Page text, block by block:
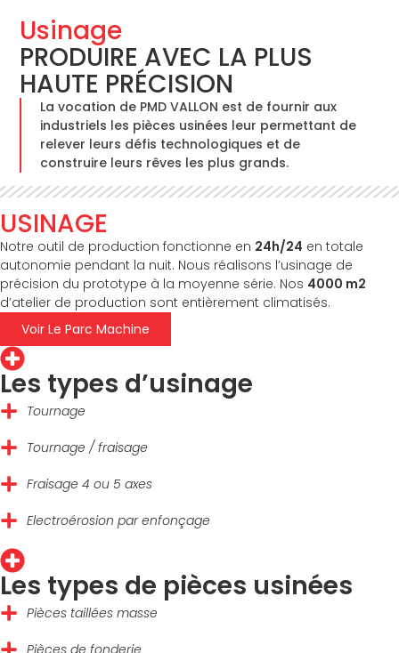
Usinage
PRODUIRE AVEC LA PLUS
HAUTE PRÉCISION
La vocation de PMD VALLON est de fournir aux
industriels les pièces usinées leur permettant de
relever leurs défis technologiques et de
construire leurs rêves les plus grands.
USINAGE
Notre outil de production fonctionne en 24h/24 en totale
autonomie pendant la nuit. Nous réalisons l’usinage de
précision du prototype à la moyenne série. Nos 4000 m2
d’atelier de production sont entièrement climatisés.
Voir Le Parc Machine
Les types d’usinage
Tournage
Tournage / fraisage
Fraisage 4 ou 5 axes
Electroérosion par enfonçage
Les types de pièces usinées
Pièces taillées masse
Pièces de fonderie